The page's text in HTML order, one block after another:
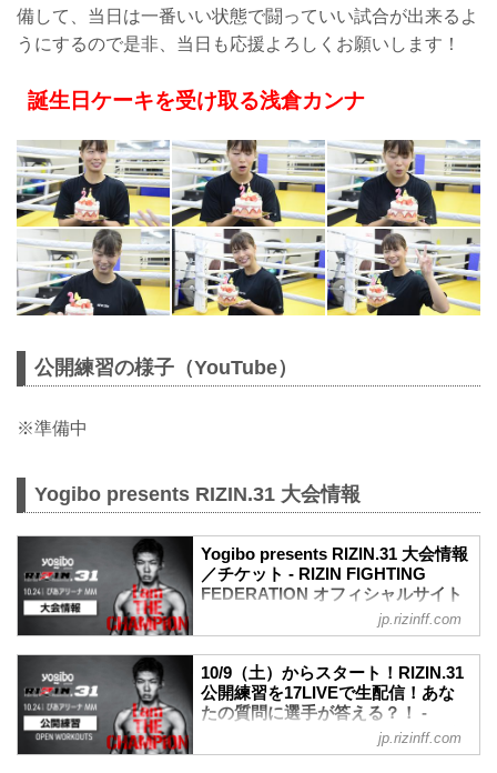
備して、当日は一番いい状態で闘っていい試合が出来るよ
うにするので是非、当日も応援よろしくお願いします！
誕生日ケーキを受け取る浅倉カンナ
公開練習の様子（YouTube）
※準備中
Yogibo presents RIZIN.31 大会情報
Yogibo presents RIZIN.31 大会情報
／チケット - RIZIN FIGHTING
FEDERATION オフィシャルサイト
Yogibo presents RIZIN.31
日時
2021年10月24日（日）12:30開場 / 14:00
jp.rizinff.com
10/9（土）からスタート！RIZIN.31
公開練習を17LIVEで生配信！あな
たの質問に選手が答える？！ -
RIZIN FIGHTING FEDERATION オ
フィシャルサイト
jp.rizinff.com